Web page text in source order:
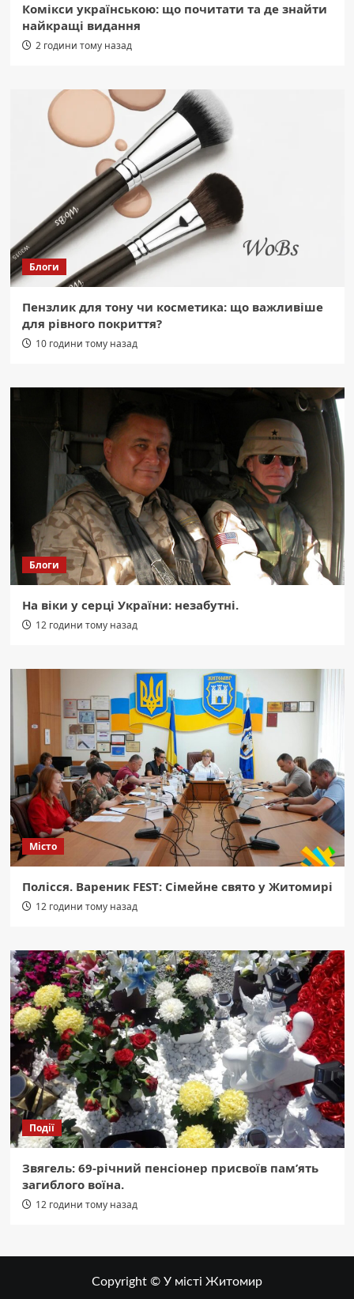
Комікси українською: що почитати та де знайти
найкращі видання
2 години тому назад
Блоги
Пензлик для тону чи косметика: що важливіше
для рівного покриття?
10 години тому назад
Блоги
На віки у серці України: незабутні.
12 години тому назад
Місто
Полісся. Вареник FEST: Сімейне свято у Житомирі
12 години тому назад
Події
Звягель: 69-річний пенсіонер присвоїв пам’ять
загиблого воїна.
12 години тому назад
Copyright © У місті Житомир